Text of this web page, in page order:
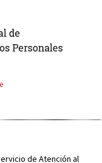
de Atención al